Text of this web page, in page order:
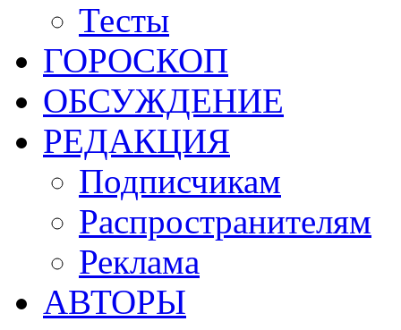
Тесты
ГОРОСКОП
ОБСУЖДЕНИЕ
РЕДАКЦИЯ
Подписчикам
Распространителям
Реклама
АВТОРЫ